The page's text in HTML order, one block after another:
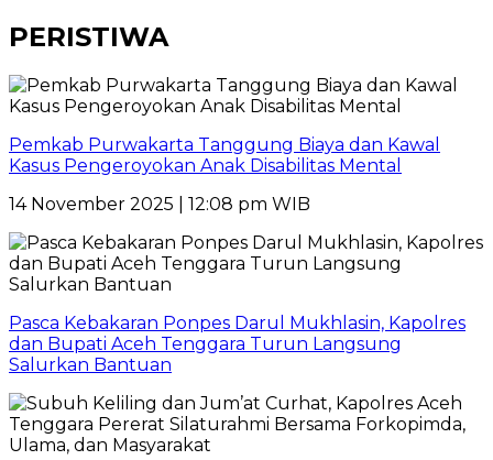
PERISTIWA
Pemkab Purwakarta Tanggung Biaya dan Kawal
Kasus Pengeroyokan Anak Disabilitas Mental
14 November 2025 | 12:08 pm WIB
Pasca Kebakaran Ponpes Darul Mukhlasin, Kapolres
dan Bupati Aceh Tenggara Turun Langsung
Salurkan Bantuan